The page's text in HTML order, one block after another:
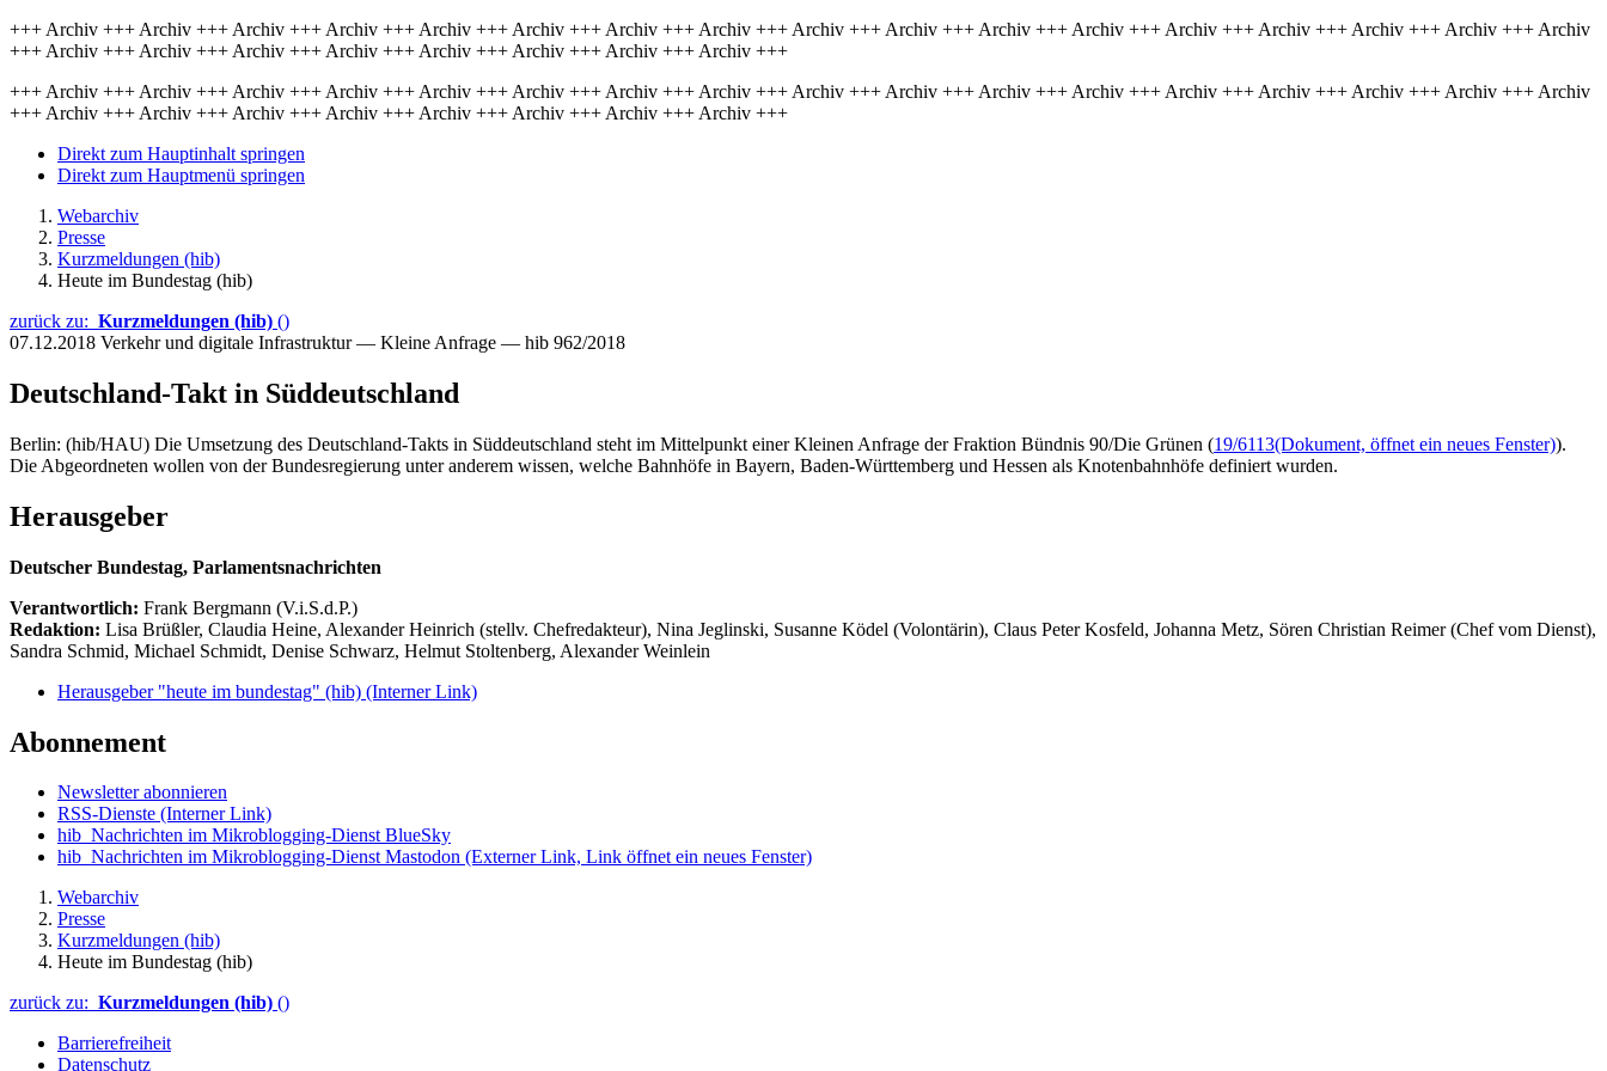
+++ Archiv +++ Archiv +++ Archiv +++ Archiv +++ Archiv +++ Archiv +++ Archiv +++ Archiv +++ Archiv +++ Archiv +++ Archiv +++ Archiv +++ Archiv +++ Archiv +++ Archiv +++ Archiv +++ Archiv
+++ Archiv +++ Archiv +++ Archiv +++ Archiv +++ Archiv +++ Archiv +++ Archiv +++ Archiv +++
+++ Archiv +++ Archiv +++ Archiv +++ Archiv +++ Archiv +++ Archiv +++ Archiv +++ Archiv +++ Archiv +++ Archiv +++ Archiv +++ Archiv +++ Archiv +++ Archiv +++ Archiv +++ Archiv +++ Archiv
+++ Archiv +++ Archiv +++ Archiv +++ Archiv +++ Archiv +++ Archiv +++ Archiv +++ Archiv +++
Direkt zum Hauptinhalt springen
Direkt zum Hauptmenü springen
Webarchiv
Presse
Kurzmeldungen (hib)
Heute im Bundestag (hib)
zurück zu: Kurzmeldungen (hib) ()
07.12.2018 Verkehr und digitale Infrastruktur — Kleine Anfrage — hib 962/2018
Deutschland-Takt in Süddeutschland
Berlin: (hib/HAU) Die Umsetzung des Deutschland-Takts in Süddeutschland steht im Mittelpunkt einer Kleinen Anfrage der Fraktion Bündnis 90/Die Grünen (19/6113(Dokument, öffnet ein neues Fenster)).
Die Abgeordneten wollen von der Bundesregierung unter anderem wissen, welche Bahnhöfe in Bayern, Baden-Württemberg und Hessen als Knotenbahnhöfe definiert wurden.
Herausgeber
Deutscher Bundestag, Parlamentsnachrichten
Verantwortlich: Frank Bergmann (V.i.S.d.P.)
Redaktion: Lisa Brüßler, Claudia Heine, Alexander Heinrich (stellv. Chefredakteur), Nina Jeglinski, Susanne Ködel (Volontärin), Claus Peter Kosfeld, Johanna Metz, Sören Christian Reimer (Chef vom Dienst),
Sandra Schmid, Michael Schmidt, Denise Schwarz, Helmut Stoltenberg, Alexander Weinlein
Herausgeber "heute im bundestag" (hib) (Interner Link)
Abonnement
Newsletter abonnieren
RSS-Dienste (Interner Link)
hib_Nachrichten im Mikroblogging-Dienst BlueSky
hib_Nachrichten im Mikroblogging-Dienst Mastodon (Externer Link, Link öffnet ein neues Fenster)
Webarchiv
Presse
Kurzmeldungen (hib)
Heute im Bundestag (hib)
zurück zu: Kurzmeldungen (hib) ()
Barrierefreiheit
Datenschutz